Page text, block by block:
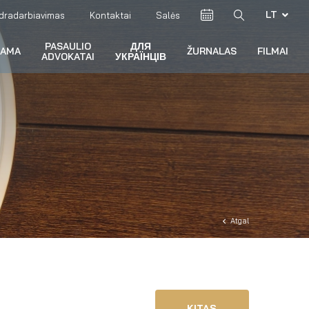
Kontaktai Salės LT
PASAULIO
ADVOKATAI
ДЛЯ
УКРАЇНЦІВ
ŽURNALAS FILMAI
Atgal